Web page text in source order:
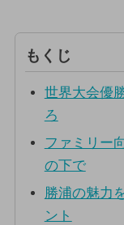
もくじ
世界大会優
ろ
ファミリー
の下で
勝浦の魅力
ント